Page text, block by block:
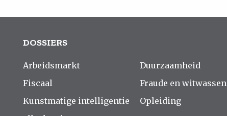
DOSSIERS
Arbeidsmarkt
Fiscaal
Kunstmatige intelligentie
Duurzaamheid
Fraude en witwassen
Opleiding